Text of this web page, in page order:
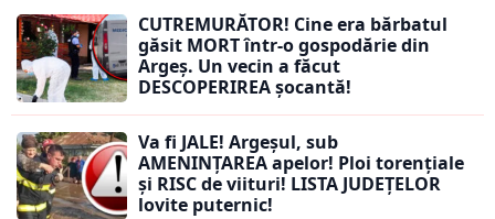
CUTREMURĂTOR! Cine era bărbatul
găsit MORT într-o gospodărie din
Argeș. Un vecin a făcut
DESCOPERIREA șocantă!
Va fi JALE! Argeșul, sub
AMENINȚAREA apelor! Ploi torențiale
și RISC de viituri! LISTA JUDEȚELOR
lovite puternic!